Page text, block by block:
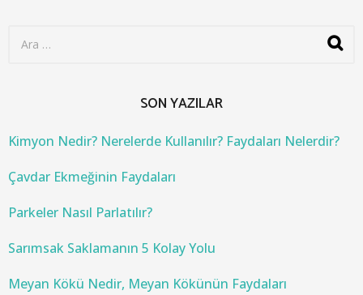
o
:
SON YAZILAR
Kimyon Nedir? Nerelerde Kullanılır? Faydaları Nelerdir?
Çavdar Ekmeğinin Faydaları
Parkeler Nasıl Parlatılır?
Sarımsak Saklamanın 5 Kolay Yolu
Meyan Kökü Nedir, Meyan Kökünün Faydaları